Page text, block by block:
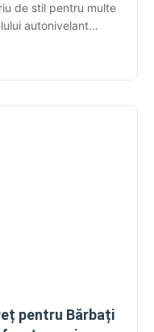
de stil pentru multe
autonivelant
doar că oferă un
pentru Bărbați